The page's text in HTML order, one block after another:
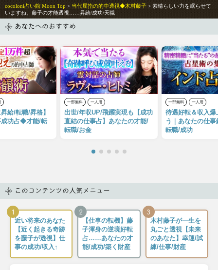
cocoloni占い館 Moon Top > 当代屈指の的中透視◆木村藤子 > 素晴らしい力を眠らせて
いますね。藤子の才能透視……昇給/成功/天職
あなたへのおすすめ
給/転職/昇格】
成功占◆才能/転
一部無料 一人用
出世/年収UP/飛躍実現も【成功
直結の仕事占】あなたの才能/
転職/お金
一部無料 一人用
待遇好転＆収入爆
う｜あなたの仕
転職/成功
このコンテンツの人気メニュー
1
近い将来のあなた
【近く起きる奇跡
を藤子が透視】仕
事の成功/収入↑
2
【仕事の転機】藤
子渾身の逆境好転
占……あなたの才
能/成功/築く財産
3
木村藤子が一生を
丸ごと透視【未来
のあなた】幸運/試
練/仕事/財産